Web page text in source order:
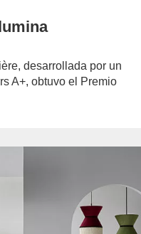
desarrollada por un
A+, obtuvo el Premio